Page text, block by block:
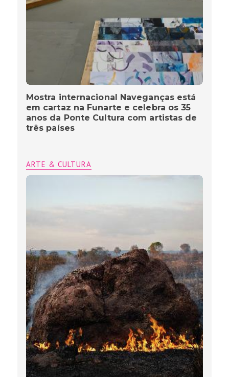
Mostra internacional Naveganças está
em cartaz na Funarte e celebra os 35
anos da Ponte Cultura com artistas de
três países
ARTE & CULTURA